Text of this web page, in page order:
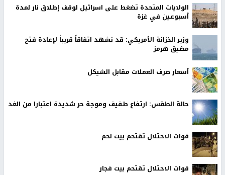
الولايات المتحدة تضغط على اسرائيل لوقف إطلاق نار لمدة
أسبوعين في غزة
وزير الخزانة الأمريكي: قد نشهد اتفاقاً قريباً لإعادة فتح
مضيق هرمز
أسعار صرف العملات مقابل الشيكل
حالة الطقس: ارتفاع طفيف وموجة حر شديدة اعتبارا من الغد
قوات الاحتلال تقتحم بيت لحم
قوات الاحتلال تقتحم بيت فجار